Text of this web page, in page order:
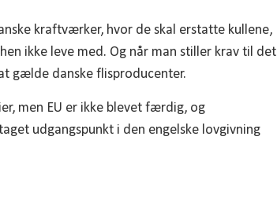
kraftværker, hvor de skal erstatte kullene,
ikke leve med. Og når man stiller krav til det
gælde danske flisproducenter.
men EU er ikke blevet færdig, og
udgangspunkt i den engelske lovgivning